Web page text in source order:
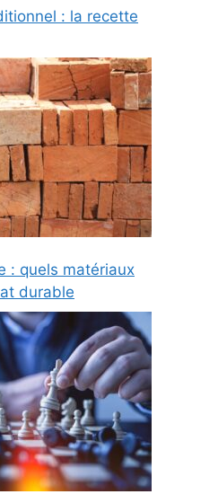
: la recette
: quels matériaux
durable